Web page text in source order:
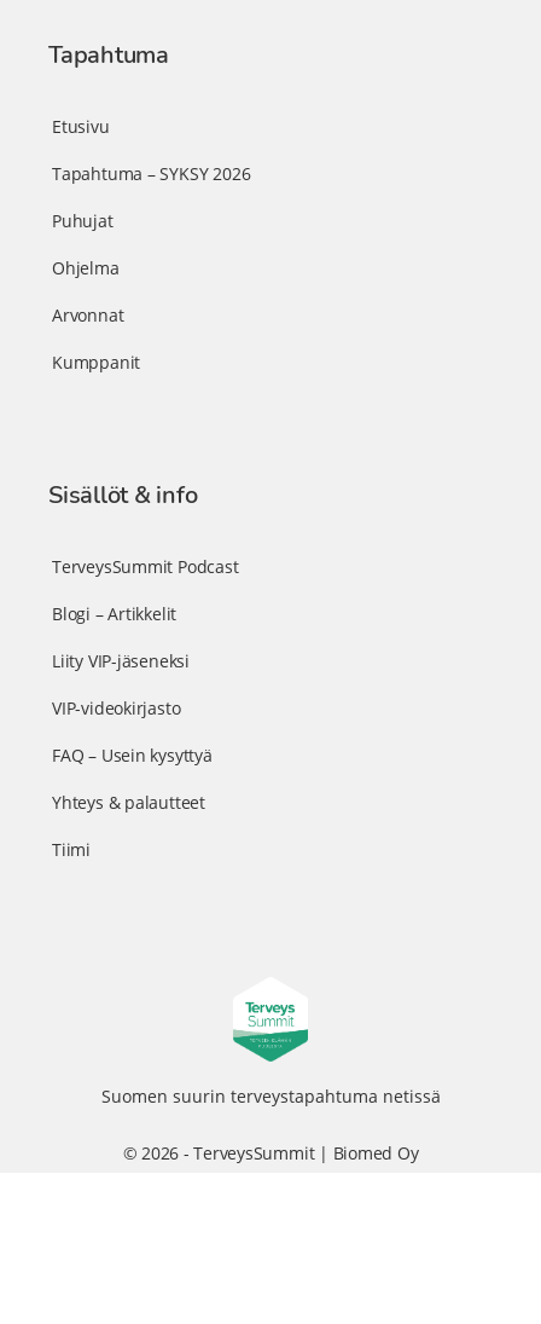
Tapahtuma
Etusivu
Tapahtuma – SYKSY 2026
Puhujat
Ohjelma
Arvonnat
Kumppanit
Sisällöt & info
TerveysSummit Podcast
Blogi – Artikkelit
Liity VIP-jäseneksi
VIP-videokirjasto
FAQ – Usein kysyttyä
Yhteys & palautteet
Tiimi
Suomen suurin terveystapahtuma netissä
© 2026 - TerveysSummit | Biomed Oy